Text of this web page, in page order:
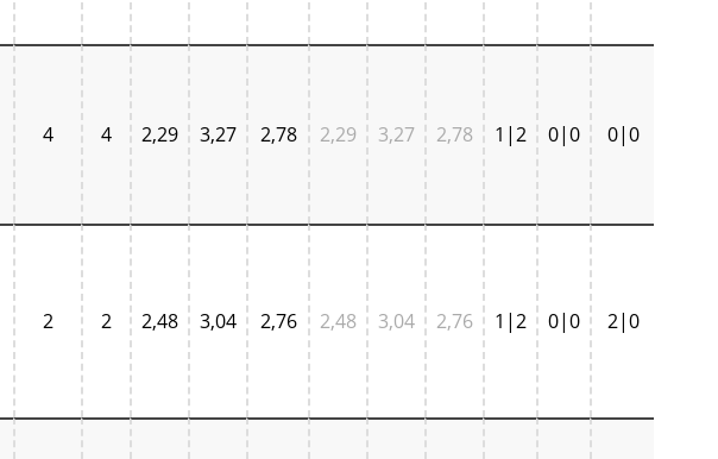
4 4 2,29 3,27 2,78 2,29 3,27 2,78 1|2 0|0 0|0
2 2 2,48 3,04 2,76 2,48 3,04 2,76 1|2 0|0 2|0